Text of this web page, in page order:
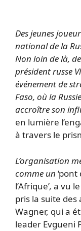
Des jeunes
national de la
Non loin de là,
président russe
événement de
Faso, où la
accroître son
en lumière
à travers le
L’organisation
comme un
l’Afrique’, a vu
pris la suite
Wagner, qui a
leader Evgueni